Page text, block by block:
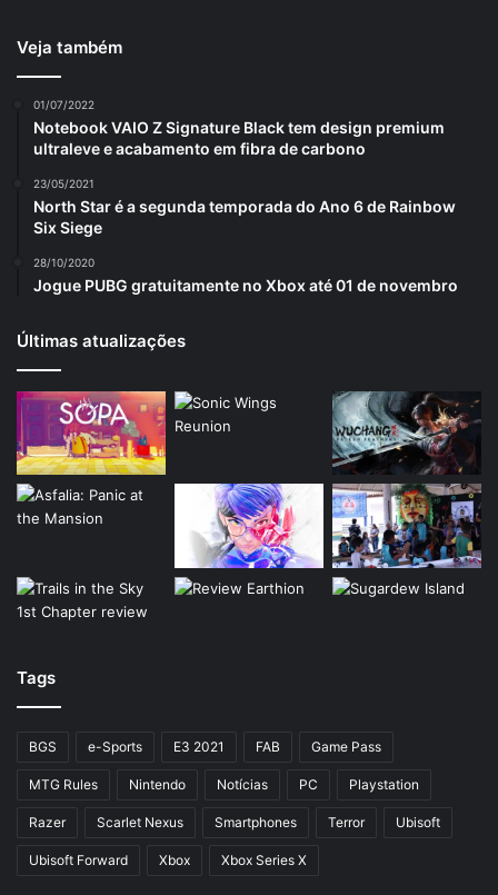
Veja também
01/07/2022
Notebook VAIO Z Signature Black tem design premium
ultraleve e acabamento em fibra de carbono
23/05/2021
North Star é a segunda temporada do Ano 6 de Rainbow
Six Siege
28/10/2020
Jogue PUBG gratuitamente no Xbox até 01 de novembro
Últimas atualizações
Tags
BGS e-Sports E3 2021 FAB Game Pass
MTG Rules Nintendo Notícias PC Playstation
Razer Scarlet Nexus Smartphones Terror Ubisoft
Ubisoft Forward Xbox Xbox Series X